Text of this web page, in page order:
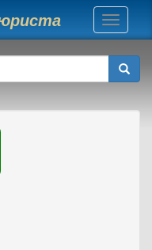
Toggle